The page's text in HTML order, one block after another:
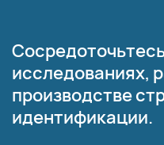
исследованиях,
производстве
идентификации.